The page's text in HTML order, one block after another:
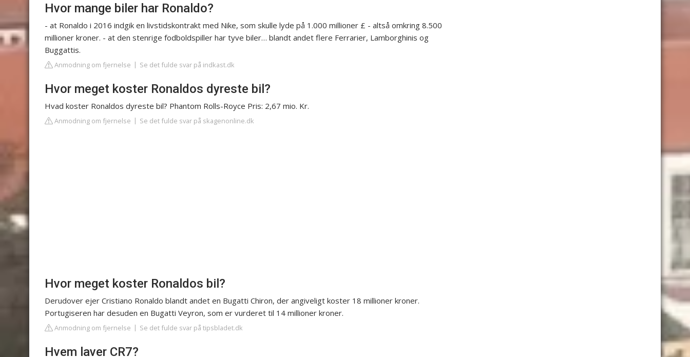
Hvor mange biler har Ronaldo?
- at Ronaldo i 2016 indgik en livstidskontrakt med Nike, som skulle lyde på 1.000 millioner £ - altså omkring 8.500
millioner kroner. - at den stenrige fodboldspiller har tyve biler… blandt andet flere Ferrarier, Lamborghinis og
Buggattis.
Anmodning om fjernelse Se det fulde svar på indkast.dk
Hvor meget koster Ronaldos dyreste bil?
Hvad koster Ronaldos dyreste bil? Phantom Rolls-Royce Pris: 2,67 mio. Kr.
Anmodning om fjernelse Se det fulde svar på skagenonline.dk
Hvor meget koster Ronaldos bil?
Derudover ejer Cristiano Ronaldo blandt andet en Bugatti Chiron, der angiveligt koster 18 millioner kroner.
Portugiseren har desuden en Bugatti Veyron, som er vurderet til 14 millioner kroner.
Anmodning om fjernelse Se det fulde svar på tipsbladet.dk
Hvem laver CR7?